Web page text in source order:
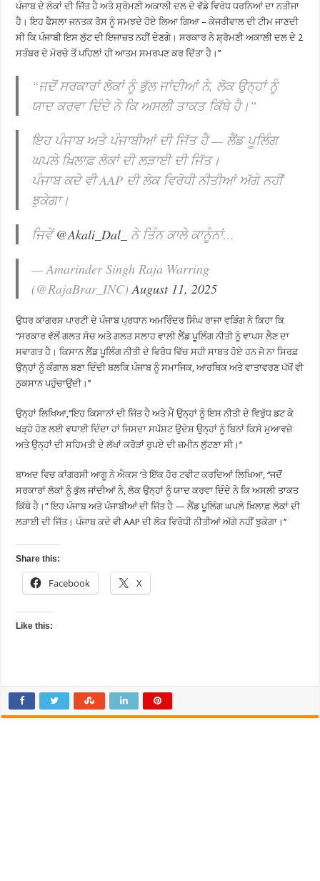
ਪੰਜਾਬ ਦੇ ਲੋਕਾਂ ਦੀ ਜਿੱਤ ਹੈ ਅਤੇ ਸ਼੍ਰੋਮਣੀ ਅਕਾਲੀ ਦਲ ਦੇ ਵੱਡੇ ਵਿਰੋਧ ਧਰਨਿਆਂ ਦਾ ਨਤੀਜਾ
ਹੈ। ਇਹ ਫੈਸਲਾ ਜਨਤਕ ਰੋਸ ਨੂੰ ਸਮਝਦੇ ਹੋਏ ਲਿਆ ਗਿਆ – ਕੇਜਰੀਵਾਲ ਦੀ ਟੀਮ ਜਾਣਦੀ
ਸੀ ਕਿ ਪੰਜਾਬੀ ਇਸ ਲੁੱਟ ਦੀ ਇਜਾਜ਼ਤ ਨਹੀਂ ਦੇਣਗੇ। ਸਰਕਾਰ ਨੇ ਸ਼੍ਰੋਮਣੀ ਅਕਾਲੀ ਦਲ ਦੇ 2
ਸਤੰਬਰ ਦੇ ਮੋਰਚੇ ਤੋਂ ਪਹਿਲਾਂ ਹੀ ਆਤਮ ਸਮਰਪਣ ਕਰ ਦਿੱਤਾ ਹੈ।’’
“ਜਦੋਂ ਸਰਕਾਰਾਂ ਲੋਕਾਂ ਨੂੰ ਭੁੱਲ ਜਾਂਦੀਆਂ ਨੇ, ਲੋਕ ਉਨ੍ਹਾਂ ਨੂੰ
ਯਾਦ ਕਰਵਾ ਦਿੰਦੇ ਨੇ ਕਿ ਅਸਲੀ ਤਾਕਤ ਕਿੱਥੇ ਹੈ।”
ਇਹ ਪੰਜਾਬ ਅਤੇ ਪੰਜਾਬੀਆਂ ਦੀ ਜਿੱਤ ਹੈ — ਲੈਂਡ ਪੂਲਿੰਗ
ਘਪਲੇ ਖ਼ਿਲਾਫ਼ ਲੋਕਾਂ ਦੀ ਲੜਾਈ ਦੀ ਜਿੱਤ।
ਪੰਜਾਬ ਕਦੇ ਵੀ AAP ਦੀ ਲੋਕ ਵਿਰੋਧੀ ਨੀਤੀਆਂ ਅੱਗੇ ਨਹੀਂ
ਝੁਕੇਗਾ।
ਜਿਵੇਂ@Akali_Dal_
ਨੇ ਤਿੰਨ ਕਾਲੇ ਕਾਨੂੰਨਾਂ…
— Amarinder Singh Raja Warring
(@RajaBrar_INC)August 11, 2025
ਉਧਰ ਕਾਂਗਰਸ ਪਾਰਟੀ ਦੇ ਪੰਜਾਬ ਪ੍ਰਧਾਨ ਅਮਰਿੰਦਰ ਸਿੰਘ ਰਾਜਾ ਵੜਿੰਗ ਨੇ ਕਿਹਾ ਕਿ
‘‘ਸਰਕਾਰ ਵੱਲੋਂ ਗਲਤ ਸੋਚ ਅਤੇ ਗਲਤ ਸਲਾਹ ਵਾਲੀ ਲੈਂਡ ਪੂਲਿੰਗ ਨੀਤੀ ਨੂੰ ਵਾਪਸ ਲੈਣ ਦਾ
ਸਵਾਗਤ ਹੈ। ਕਿਸਾਨ ਲੈਂਡ ਪੂਲਿੰਗ ਨੀਤੀ ਦੇ ਵਿਰੋਧ ਵਿੱਚ ਸਹੀ ਸਾਬਤ ਹੋਏ ਹਨ ਜੋ ਨਾ ਸਿਰਫ਼
ਉਨ੍ਹਾਂ ਨੂੰ ਕੰਗਾਲ ਬਣਾ ਦਿੰਦੀ ਬਲਕਿ ਪੰਜਾਬ ਨੂੰ ਸਮਾਜਿਕ, ਆਰਥਿਕ ਅਤੇ ਵਾਤਾਵਰਣ ਪੱਖੋਂ ਵੀ
ਨੁਕਸਾਨ ਪਹੁੰਚਾਉਂਦੀ।’’
ਉਨ੍ਹਾਂ ਲਿਖਿਆ,‘‘ਇਹ ਕਿਸਾਨਾਂ ਦੀ ਜਿੱਤ ਹੈ ਅਤੇ ਮੈਂ ਉਨ੍ਹਾਂ ਨੂੰ ਇਸ ਨੀਤੀ ਦੇ ਵਿਰੁੱਧ ਡਟ ਕੇ
ਖੜ੍ਹੇ ਹੋਣ ਲਈ ਵਧਾਈ ਦਿੰਦਾ ਹਾਂ ਜਿਸਦਾ ਸਪੱਸ਼ਟ ਉਦੇਸ਼ ਉਨ੍ਹਾਂ ਨੂੰ ਬਿਨਾਂ ਕਿਸੇ ਮੁਆਵਜ਼ੇ
ਅਤੇ ਉਨ੍ਹਾਂ ਦੀ ਸਹਿਮਤੀ ਦੇ ਲੱਖਾਂ ਕਰੋੜਾਂ ਰੁਪਏ ਦੀ ਜ਼ਮੀਨ ਲੁੱਟਣਾ ਸੀ।’’
ਬਾਅਦ ਵਿਚ ਕਾਂਗਰਸੀ ਆਗੂ ਨੇ ਐਕਸ ’ਤੇ ਇੱਕ ਹੋਰ ਟਵੀਟ ਕਰਦਿਆਂ ਲਿਖਿਆ, ‘‘ਜਦੋਂ
ਸਰਕਾਰਾਂ ਲੋਕਾਂ ਨੂੰ ਭੁੱਲ ਜਾਂਦੀਆਂ ਨੇ, ਲੋਕ ਉਨ੍ਹਾਂ ਨੂੰ ਯਾਦ ਕਰਵਾ ਦਿੰਦੇ ਨੇ ਕਿ ਅਸਲੀ ਤਾਕਤ
ਕਿੱਥੇ ਹੈ।” ਇਹ ਪੰਜਾਬ ਅਤੇ ਪੰਜਾਬੀਆਂ ਦੀ ਜਿੱਤ ਹੈ — ਲੈਂਡ ਪੂਲਿੰਗ ਘਪਲੇ ਖ਼ਿਲਾਫ਼ ਲੋਕਾਂ ਦੀ
ਲੜਾਈ ਦੀ ਜਿੱਤ। ਪੰਜਾਬ ਕਦੇ ਵੀ AAP ਦੀ ਲੋਕ ਵਿਰੋਧੀ ਨੀਤੀਆਂ ਅੱਗੇ ਨਹੀਂ ਝੁਕੇਗਾ।’’
Share this:
Facebook X
Like this: